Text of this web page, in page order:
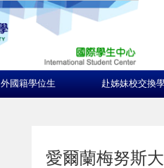
外國籍學位生 赴姊妹校交換
愛爾蘭梅努斯